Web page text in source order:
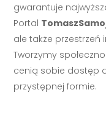
gwarantuje
Portal
ale także przestrzeń
Tworzymy
cenią sobie dostęp
przystępnej formie.